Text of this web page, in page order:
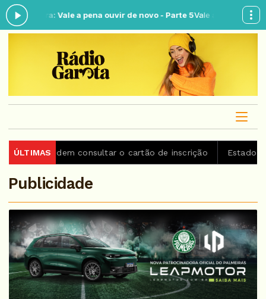
Vale a pena ouvir de novo - Parte 5Vale a Pena Ouvir de Novo
ÚLTIMASconsultar o cartão de inscrição Estado de São
Publicidade